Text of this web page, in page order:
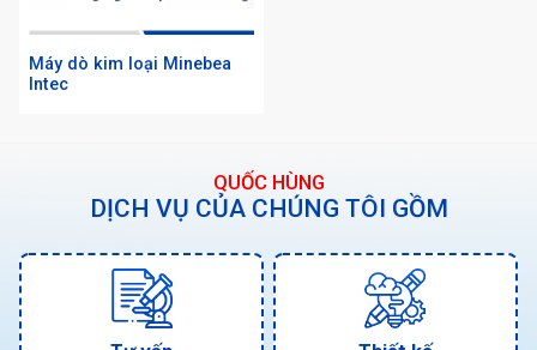
Máy dò kim loại Minebea
Intec
QUỐC HÙNG
DỊCH VỤ CỦA CHÚNG TÔI GỒM